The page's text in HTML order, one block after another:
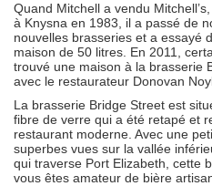
Quand Mitchell a vendu
à Knysna en 1983, il a passé de
nouvelles brasseries et a essayé
maison de 50 litres. En 2011,
trouvé une maison à la brasserie
avec le restaurateur Donovan
La brasserie Bridge Street est
fibre de verre qui a été retapé et
restaurant moderne. Avec une
superbes vues sur la vallée
qui traverse Port Elizabeth, cette
vous êtes amateur de bière